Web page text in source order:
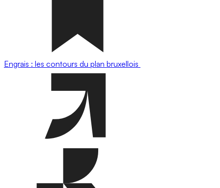
Engrais : les contours du plan bruxellois